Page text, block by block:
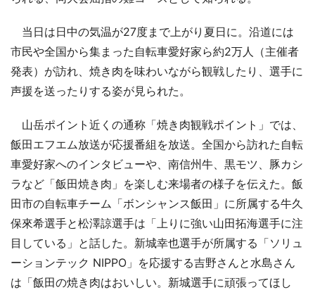
当日は日中の気温が27度まで上がり夏日に。沿道には
市民や全国から集まった自転車愛好家ら約2万人（主催者
発表）が訪れ、焼き肉を味わいながら観戦したり、選手に
声援を送ったりする姿が見られた。
山岳ポイント近くの通称「焼き肉観戦ポイント」では、
飯田エフエム放送が応援番組を放送。全国から訪れた自転
車愛好家へのインタビューや、南信州牛、黒モツ、豚カシ
ラなど「飯田焼き肉」を楽しむ来場者の様子を伝えた。飯
田市の自転車チーム「ボンシャンス飯田」に所属する牛久
保來希選手と松澤諒選手は「上りに強い山田拓海選手に注
目している」と話した。新城幸也選手が所属する「ソリュ
ーションテック NIPPO」を応援する吉野さんと水島さん
は「飯田の焼き肉はおいしい。新城選手に頑張ってほし